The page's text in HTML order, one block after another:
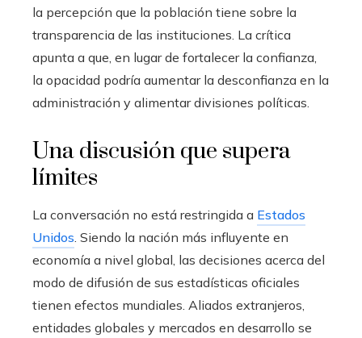
la percepción que la población tiene sobre la
transparencia de las instituciones. La crítica
apunta a que, en lugar de fortalecer la confianza,
la opacidad podría aumentar la desconfianza en la
administración y alimentar divisiones políticas.
Una discusión que supera
límites
La conversación no está restringida a Estados
Unidos . Siendo la nación más influyente en
economía a nivel global, las decisiones acerca del
modo de difusión de sus estadísticas oficiales
tienen efectos mundiales. Aliados extranjeros,
entidades globales y mercados en desarrollo se